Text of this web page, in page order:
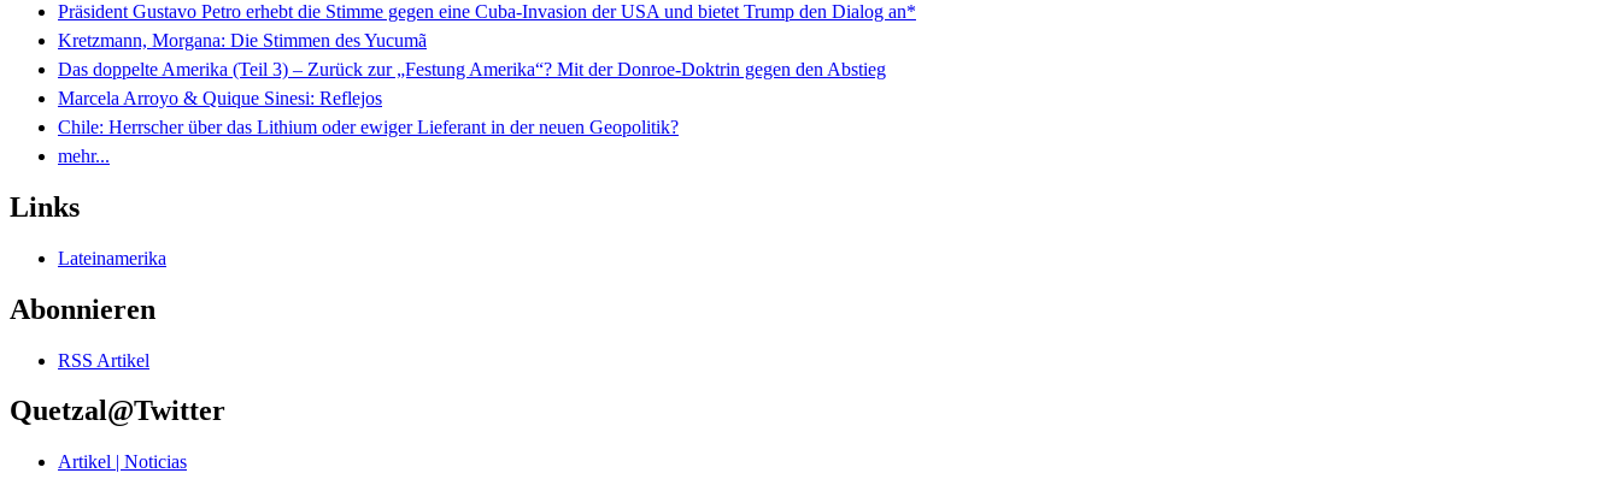
Präsident Gustavo Petro erhebt die Stimme gegen eine Cuba-Invasion der USA und bietet Trump den Dialog an*
Kretzmann, Morgana: Die Stimmen des Yucumã
Das doppelte Amerika (Teil 3) – Zurück zur „Festung Amerika“? Mit der Donroe-Doktrin gegen den Abstieg
Marcela Arroyo & Quique Sinesi: Reflejos
Chile: Herrscher über das Lithium oder ewiger Lieferant in der neuen Geopolitik?
mehr...
Links
Lateinamerika
Abonnieren
RSS Artikel
Quetzal@Twitter
Artikel | Noticias